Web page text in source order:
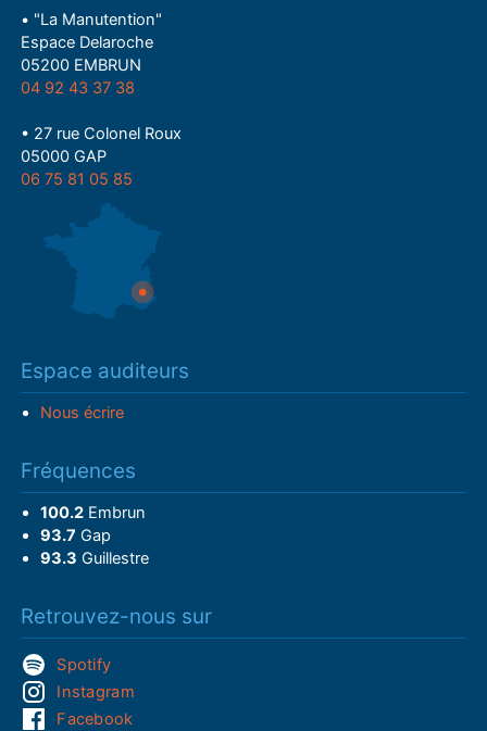
• "La Manutention"
Espace Delaroche
05200 EMBRUN
04 92 43 37 38
• 27 rue Colonel Roux
05000 GAP
06 75 81 05 85
Espace auditeurs
Nous écrire
Fréquences
100.2Embrun
93.7 Gap
93.3 Guillestre
Retrouvez-nous sur
Spotify
Instagram
Facebook